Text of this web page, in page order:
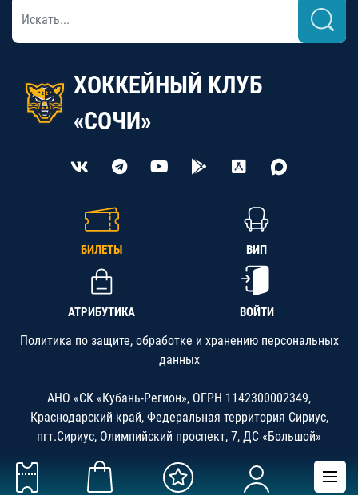
ХОККЕЙНЫЙ КЛУБ
«СОЧИ»
БИЛЕТЫ ВИП
АТРИБУТИКА ВОЙТИ
Политика по защите, обработке и хранению персональных
данных
АНО «СК «Кубань-Регион», ОГРН 1142300002349,
Краснодарский край, Федеральная территория Сириус,
пгт.Сириус, Олимпийский проспект, 7, ДС «Большой»